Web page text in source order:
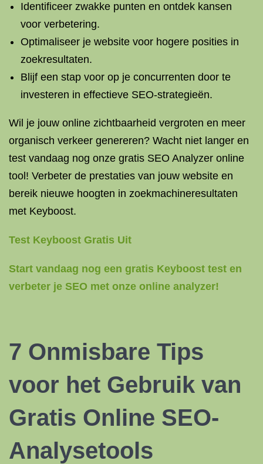
Identificeer zwakke punten en ontdek kansen
voor verbetering.
Optimaliseer je website voor hogere posities in
zoekresultaten.
Blijf een stap voor op je concurrenten door te
investeren in effectieve SEO-strategieën.
Wil je jouw online zichtbaarheid vergroten en meer
organisch verkeer genereren? Wacht niet langer en
test vandaag nog onze gratis SEO Analyzer online
tool! Verbeter de prestaties van jouw website en
bereik nieuwe hoogten in zoekmachineresultaten
met Keyboost.
Test Keyboost Gratis Uit
Start vandaag nog een gratis Keyboost test en
verbeter je SEO met onze online analyzer!
7 Onmisbare Tips
voor het Gebruik van
Gratis Online SEO-
Analysetools